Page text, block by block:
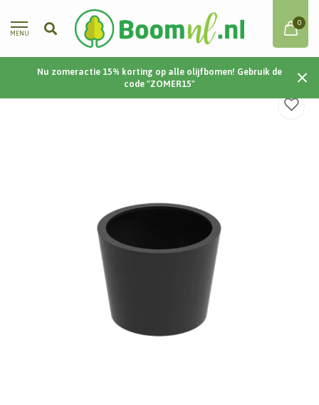
MENU
0
Nu zomeractie 15% korting op alle olijfbomen! Gebruik de
code "ZOMER15"
Home / Cairo | Aluminium | 100x80 cm